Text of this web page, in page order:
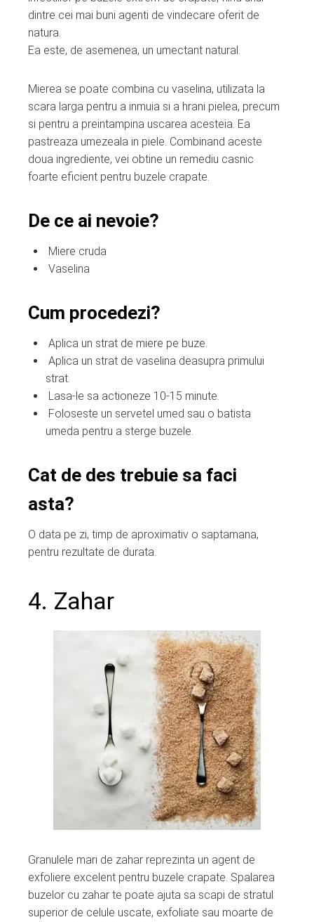
dintre cei mai buni agenti de vindecare oferit de
natura.
Ea este, de asemenea, un umectant natural.
Mierea se poate combina cu vaselina, utilizata la
scara larga pentru a inmuia si a hrani pielea, precum
si pentru a preintampina uscarea acesteia. Ea
pastreaza umezeala in piele. Combinand aceste
doua ingrediente, vei obtine un remediu casnic
foarte eficient pentru buzele crapate.
De ce ai nevoie?
Miere cruda
Vaselina
Cum procedezi?
Aplica un strat de miere pe buze.
Aplica un strat de vaselina deasupra primului
strat.
Lasa-le sa actioneze 10-15 minute.
Foloseste un servetel umed sau o batista
umeda pentru a sterge buzele.
Cat de des trebuie sa faci
asta?
O data pe zi, timp de aproximativ o saptamana,
pentru rezultate de durata.
4. Zahar
Granulele mari de zahar reprezinta un agent de
exfoliere excelent pentru buzele crapate. Spalarea
buzelor cu zahar te poate ajuta sa scapi de stratul
superior de celule uscate, exfoliate sau moarte de